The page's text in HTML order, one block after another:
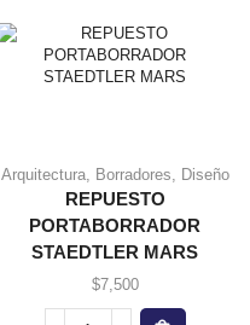
GRAFCURE
15MM
3B
Arquitectura, Borradores Diseño
REPUESTO
PORTABORRADOR
STAEDTLER MARS
$7,500